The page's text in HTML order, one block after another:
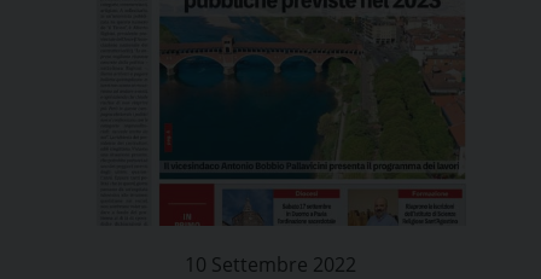
10 Settembre 2022